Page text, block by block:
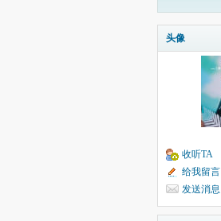
头像
收听TA
给我留言
发送消息